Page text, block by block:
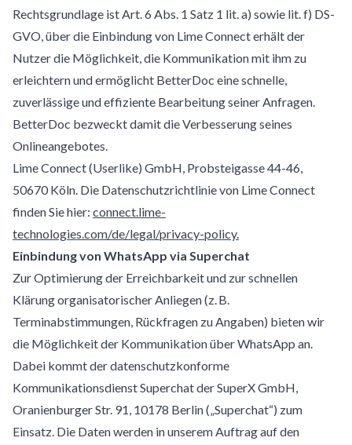
Rechtsgrundlage ist Art. 6 Abs. 1 Satz 1 lit. a) sowie lit. f) DS-
GVO, über die Einbindung von Lime Connect erhält der
Nutzer die Möglichkeit, die Kommunikation mit ihm zu
erleichtern und ermöglicht BetterDoc eine schnelle,
zuverlässige und effiziente Bearbeitung seiner Anfragen.
BetterDoc bezweckt damit die Verbesserung seines
Onlineangebotes.
Lime Connect (Userlike) GmbH, Probsteigasse 44-46,
50670 Köln. Die Datenschutzrichtlinie von Lime Connect
finden Sie hier: connect.lime-
technologies.com/de/legal/privacy-policy.
Einbindung von WhatsApp via Superchat
Zur Optimierung der Erreichbarkeit und zur schnellen
Klärung organisatorischer Anliegen (z. B.
Terminabstimmungen, Rückfragen zu Angaben) bieten wir
die Möglichkeit der Kommunikation über WhatsApp an.
Dabei kommt der datenschutzkonforme
Kommunikationsdienst Superchat der SuperX GmbH,
Oranienburger Str. 91, 10178 Berlin („Superchat“) zum
Einsatz. Die Daten werden in unserem Auftrag auf den